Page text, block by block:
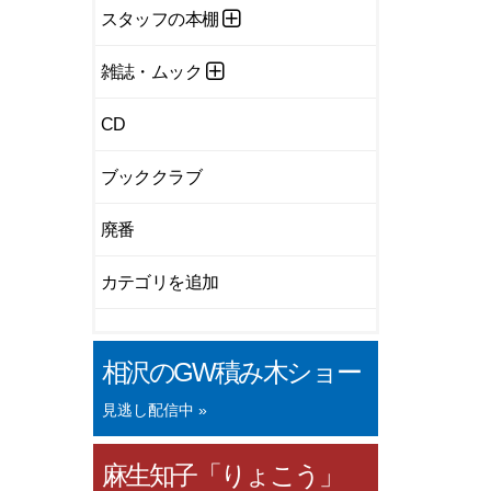
スタッフの本棚
雑誌・ムック
CD
ブッククラブ
廃番
カテゴリを追加
相沢のGW積み木ショー
見逃し配信中 »
麻生知子「りょこう」